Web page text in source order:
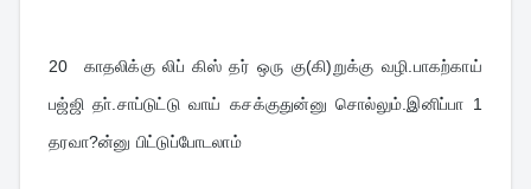
20 காதலிக்கு லிப் கிஸ் தர் ஒரு கு(கி)றுக்கு வழி.பாகற்காய்
பஜ்ஜி தா்.சாப்டுட்டு வாய் கசக்குதுன்னு சொல்லும்.இனிப்பா 1
தரவா?ன்னு பிட்டுப்போடலாம்